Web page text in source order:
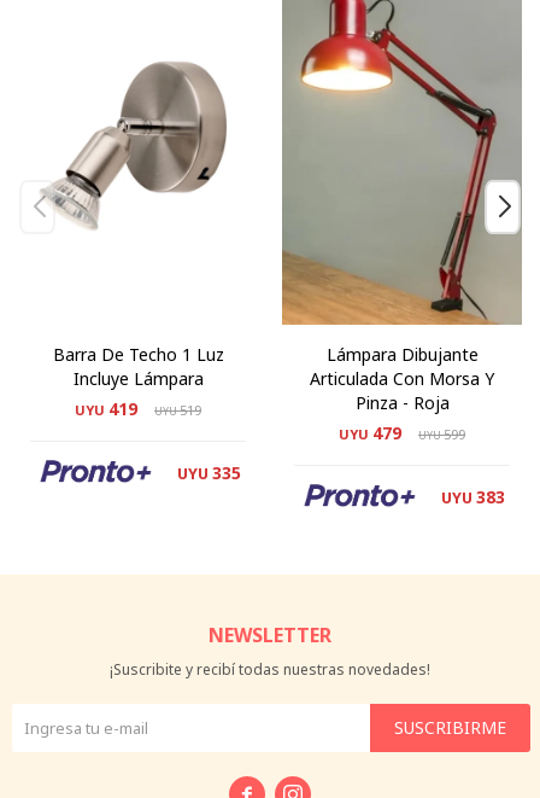
Barra De Techo 1 Luz
Incluye Lámpara
UYU 419 UYU519
UYU 335
Lámpara Dibujante
Articulada Con Morsa Y
Pinza - Roja
UYU 479 UYU599
UYU 383
NEWSLETTER
¡Suscribite y recibí todas nuestras novedades!
SUSCRIBIRME